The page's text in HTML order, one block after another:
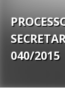
040/2015